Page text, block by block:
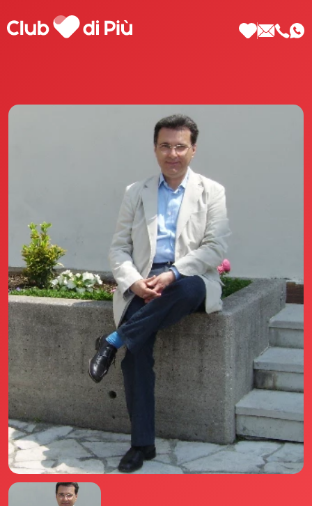
Scopri Club di Più
Le testimonianze Club di Più
La fondatrice Valeria Pilla
Annunci Donne
Agenzia matrimoniale Club di Più
Love Notebook
Il libro Donna di Cuori
Quanto costa Club di Più
Love Academy
Domande Frequenti
Impegno Sociale
Le nostre sedi
Facebook
YouTube
Instagram